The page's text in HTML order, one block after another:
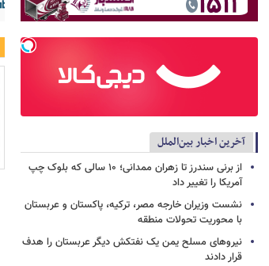
آخرین اخبار بین‌الملل
از برنی سندرز تا زهران ممدانی؛ ۱۰ سالی که بلوک چپ
آمریکا را تغییر داد
نشست وزیران خارجه مصر، ترکیه، پاکستان و عربستان
با محوریت تحولات منطقه
نیروهای مسلح یمن یک نفتکش دیگر عربستان را هدف
قرار دادند